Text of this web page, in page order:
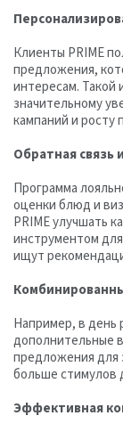
Клиенты PRIME
предложения,
интересам. Такой
значительному
кампаний и росту
Обратная связь
Программа
оценки блюд и
PRIME улучшать
инструментом
ищут
Например, в день
дополнительные
предложения для
больше стимулов
Эффективная